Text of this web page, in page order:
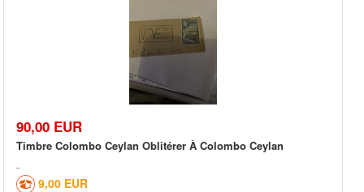
90,00 EUR
Timbre Colombo Ceylan Oblitérer À Colombo Ceylan
9,00 EUR